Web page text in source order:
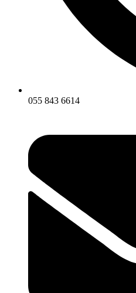
055 843 6614